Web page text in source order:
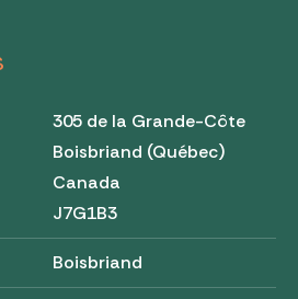
305 de la Grande-Côte
Boisbriand (Québec)
Canada
J7G1B3
Boisbriand